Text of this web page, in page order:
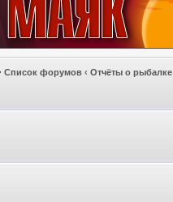
Список форумов ‹ Отчёты о рыбалке